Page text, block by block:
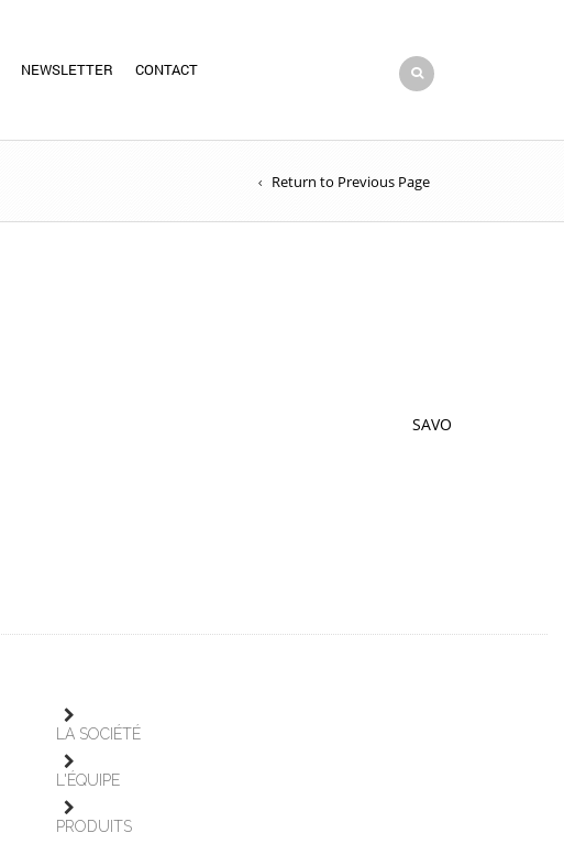
NEWSLETTER CONTACT
Return to Previous Page
SAVO
LA SOCIÉTÉ
L'ÉQUIPE
PRODUITS